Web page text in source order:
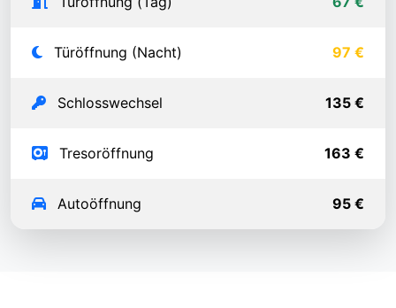
Türöffnung (Nacht) 97 €
Schlosswechsel 135 €
Tresoröffnung 163 €
Autoöffnung 95 €